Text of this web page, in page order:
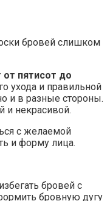
бровей слишком
пятисот до
ухода и правильной
и в разные стороны.
и некрасивой.
с желаемой
и форму лица.
бровей с
бровную дугу